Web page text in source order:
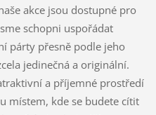
akce jsou dostupné pro
schopni uspořádat
párty přesně podle jeho
jedinečná a originální.
a příjemné prostředí
místem, kde se budete cítit